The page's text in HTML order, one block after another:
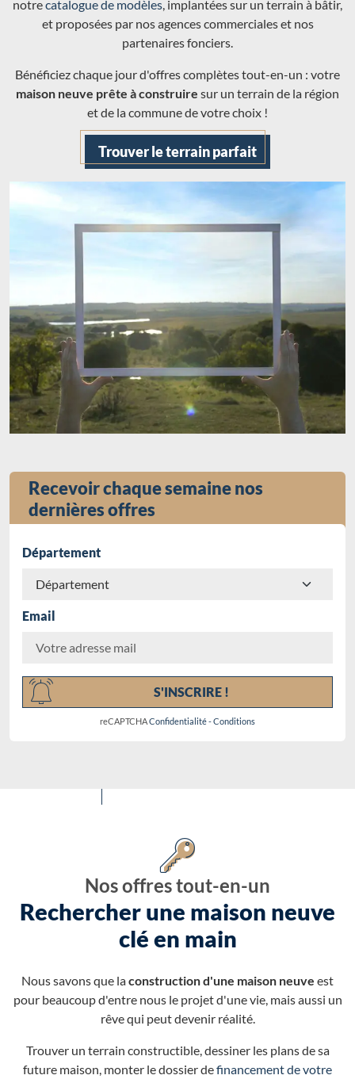
notrecatalogue de modèles, implantées sur un terrain à bâtir,
et proposées par nos agences commerciales et nos
partenaires fonciers.
Bénéficiez chaque jour d'offres complètes tout-en-un : votre
maison neuve prête à construire sur un terrain de la région
et de la commune de votre choix !
Trouver le terrain parfait
Recevoir chaque semaine nos
dernières offres
Département
Email
S'INSCRIRE !
reCAPTCHAConfidentialité-Conditions
Nos offres tout-en-un
Rechercher une maison neuve
clé en main
Nous savons que laconstruction d'une maison neuve est
pour beaucoup d'entre nous le projet d'une vie, mais aussi un
rêve qui peut devenir réalité.
Trouver un terrain constructible, dessiner les plans de sa
future maison, monter le dossier definancement de votre